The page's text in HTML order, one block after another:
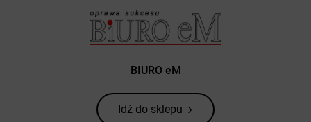
BIURO eM
Idź do sklepu